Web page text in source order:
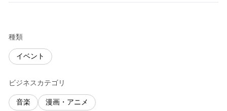
種類
イベント
ビジネスカテゴリ
音楽 漫画・アニメ